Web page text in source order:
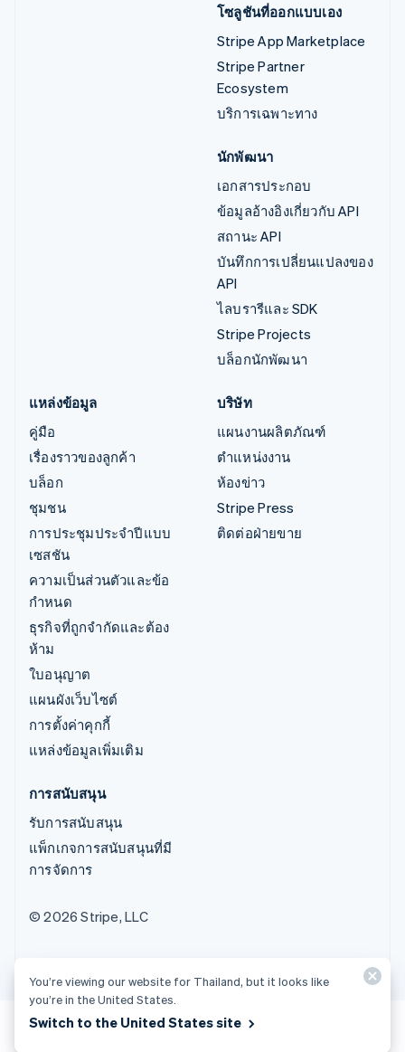
โซลูชันที่ออกแบบเอง
Stripe App Marketplace
Stripe Partner
Ecosystem
บริการเฉพาะทาง
นักพัฒนา
เอกสารประกอบ
ข้อมูลอ้างอิงเกี่ยวกับ API
สถานะ API
บันทึกการเปลี่ยนแปลงของ
API
ไลบรารีและ SDK
Stripe Projects
บล็อกนักพัฒนา
แหล่งข้อมูล
คู่มือ
เรื่องราวของลูกค้า
บล็อก
ชุมชน
การประชุมประจำปีแบบ
เซสชัน
ความเป็นส่วนตัวและข้อ
กำหนด
ธุรกิจที่ถูกจำกัดและต้อง
ห้าม
ใบอนุญาต
แผนผังเว็บไซต์
การตั้งค่าคุกกี้
แหล่งข้อมูลเพิ่มเติม
บริษัท
แผนงานผลิตภัณฑ์
ตำแหน่งงาน
ห้องข่าว
Stripe Press
ติดต่อฝ่ายขาย
การสนับสนุน
รับการสนับสนุน
แพ็กเกจการสนับสนุนที่มี
การจัดการ
© 2026 Stripe, LLC
You’re viewing our website for Thailand, but it looks like
you’re in the United States.
Switch to the United States site